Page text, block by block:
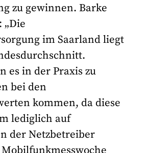
zu gewinnen. Barke
„Die
im Saarland liegt
es in der Praxis zu
bei den
kommen, da diese
lediglich auf
der Netzbetreiber